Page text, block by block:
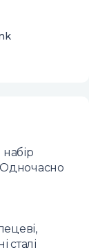
Одночасно
сталі